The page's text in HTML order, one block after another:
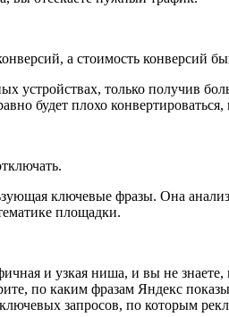
а стоимость конверсий
устройствах, только получив
будет плохо
ключевые фразы. Она
площадки.
и узкая ниша, и вы не
по каким фразам Яндекс
запросов, по которым